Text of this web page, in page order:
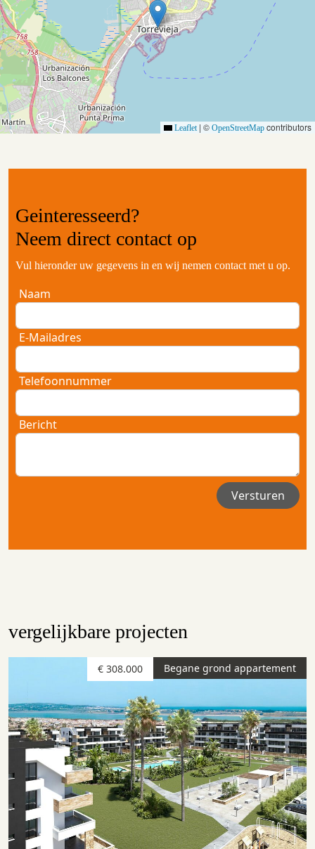
Leaflet | © OpenStreetMap contributors
Geinteresseerd?
Neem direct contact op
Vul hieronder uw gegevens in en wij nemen contact met u op.
Naam
E-Mailadres
Telefoonnummer
Bericht
vergelijkbare projecten
Begane grond appartement
€ 308.000